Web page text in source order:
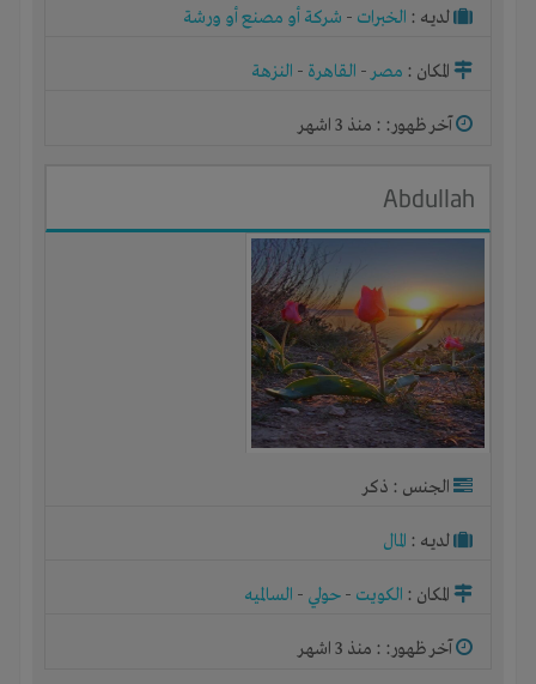
لديـه : الخبرات - شركة أو مصنع أو ورشة
المكان : مصر- القاهرة - النزهة
آخر ظهور: : منذ 3 اشهر
Abdullah
الجنس : ذكر
لديـه : المال
المكان : الكويت - حولي - السالميه
آخر ظهور: : منذ 3 اشهر